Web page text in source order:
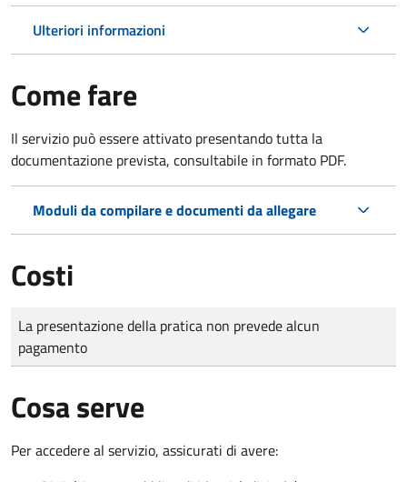
Ulteriori informazioni
Come fare
Il servizio può essere attivato presentando tutta la
documentazione prevista, consultabile in formato PDF.
Moduli da compilare e documenti da allegare
Costi
Tipo di pagamento
Importo
La presentazione della pratica non prevede alcun
pagamento
Cosa serve
Per accedere al servizio, assicurati di avere: